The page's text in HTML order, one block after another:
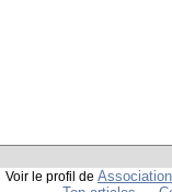
Voir le profil de